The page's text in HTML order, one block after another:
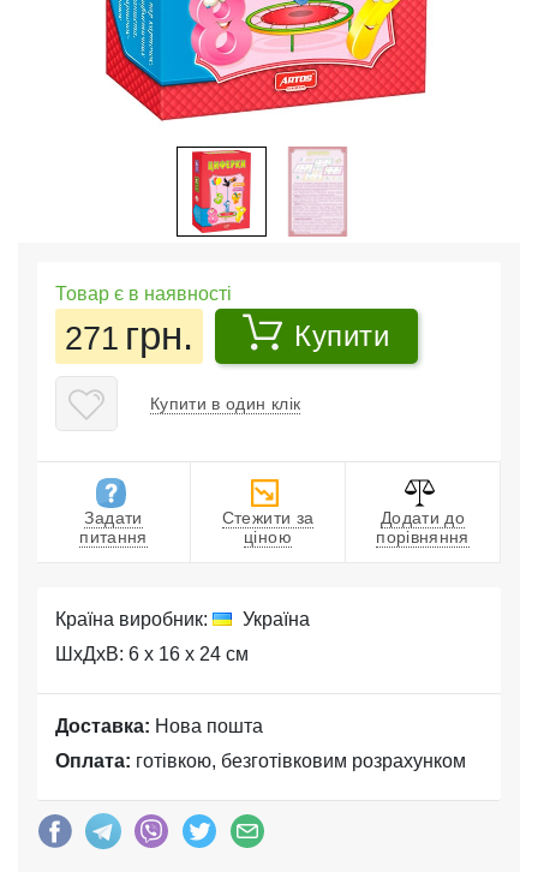
Товар є в наявності
271 грн. Купити
Купити в один клік
Задати
питання
Стежити за
ціною
Додати до
порівняння
Країна виробник:
Україна
ШхДхВ: 6 x 16 x 24 см
Доставка: Нова пошта
Оплата: готівкою, безготівковим розрахунком